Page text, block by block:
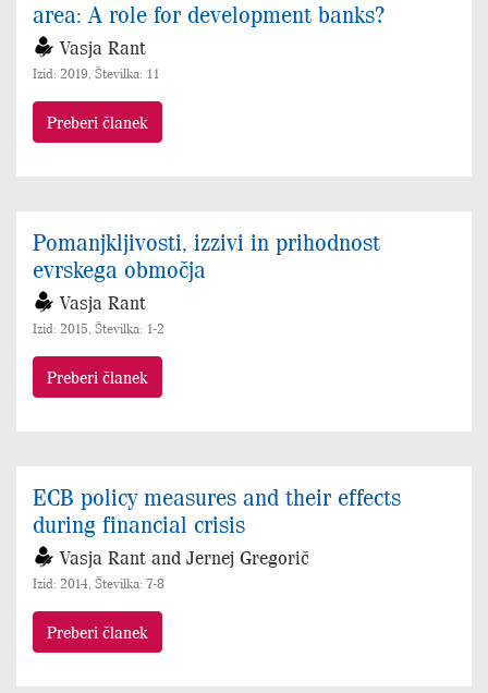
area: A role for development banks?
Vasja Rant
Izid: 2019, Številka: 11
Preberi članek
Pomanjkljivosti, izzivi in prihodnost
evrskega območja
Vasja Rant
Izid: 2015, Številka: 1-2
Preberi članek
ECB policy measures and their effects
during financial crisis
Vasja Rant and Jernej Gregorič
Izid: 2014, Številka: 7-8
Preberi članek